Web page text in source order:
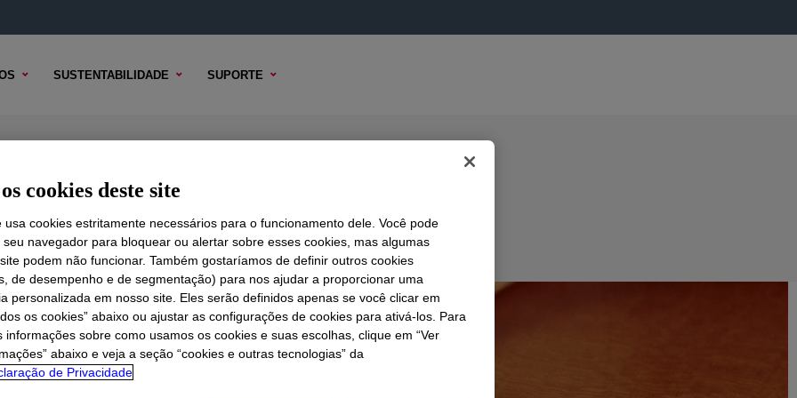
SUSTENTABILIDADE SUPORTE
TÉCNICO OPÇÕES DE AMOSTRA OPÇÕES DE COMPRA
cookies deste site
usa cookies estritamente necessários para o funcionamento dele. Você pode
navegador para bloquear ou alertar sobre esses cookies, mas algumas
podem não funcionar. Também gostaríamos de definir outros cookies
de desempenho e de segmentação) para nos ajudar a proporcionar uma
personalizada em nosso site. Eles serão definidos apenas se você clicar em
os cookies” abaixo ou ajustar as configurações de cookies para ativá-los. Para
informações sobre como usamos os cookies e suas escolhas, clique em “Ver
abaixo e veja a seção “cookies e outras tecnologias” da
de Privacidade